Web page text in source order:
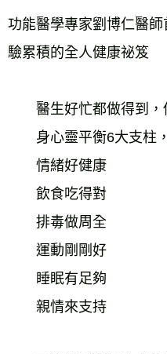
功能醫學專家劉博仁醫
驗累積的全人健康祕笈
醫生好忙都做得到，
身心靈平衡6大支柱
情緒好健康
飲食吃得對
排毒做周全
運動剛剛好
睡眠有足夠
親情來支持